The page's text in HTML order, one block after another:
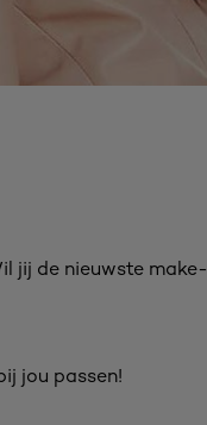
jij de nieuwste make-
jou passen!